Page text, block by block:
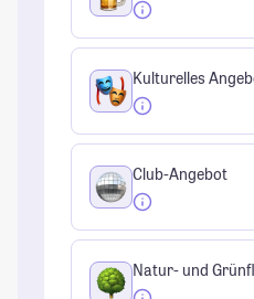
Kulturelles
Club-Angebot
Natur- und